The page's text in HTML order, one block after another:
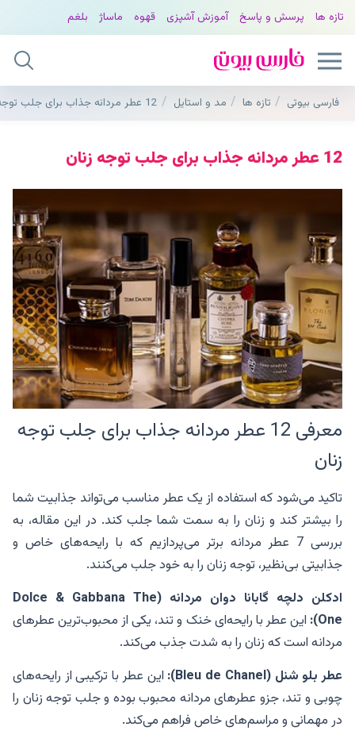
تازه ها پرسش و پاسخ آموزش آشپزی قهوه ماساژ بلغم
فارسی بیوتی تازه ها مد و استایل 12 عطر مردانه جذاب برای جلب توجه زنان
12 عطر مردانه جذاب برای جلب توجه زنان
معرفی 12 عطر مردانه جذاب برای جلب توجه
زنان
تاکید می‌شود که استفاده از یک عطر مناسب می‌تواند جذابیت شما
را بیشتر کند و زنان را به سمت شما جلب کند. در این مقاله، به
بررسی 7 عطر مردانه برتر می‌پردازیم که با رایحه‌های خاص و
جذابیتی بی‌نظیر، توجه زنان را به خود جلب می‌کنند.
ادکلن دلچه گابانا دوان مردانه (Dolce & Gabbana The
One):
این عطر با رایحه‌ای خنک و تند، یکی از محبوب‌ترین عطرهای
مردانه است که زنان را به شدت جذب می‌کند.
عطر بلو شنل (Bleu de Chanel):
این عطر با ترکیبی از رایحه‌های
چوبی و تند، جزو عطرهای مردانه محبوب بوده و جلب توجه زنان را
در مهمانی‌ و مراسم‌های خاص فراهم می‌کند.